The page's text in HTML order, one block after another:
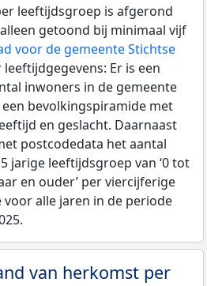
leeftijdsgroep is afgerond
getoond bij minimaal vijf
voor de gemeente Stichtse
Er is een
inwoners in de gemeente
bevolkingspiramide met
en geslacht. Daarnaast
postcodedata het aantal
jarige leeftijdsgroep van ‘0 tot
en ouder’ per viercijferige
alle jaren in de periode
van herkomst per